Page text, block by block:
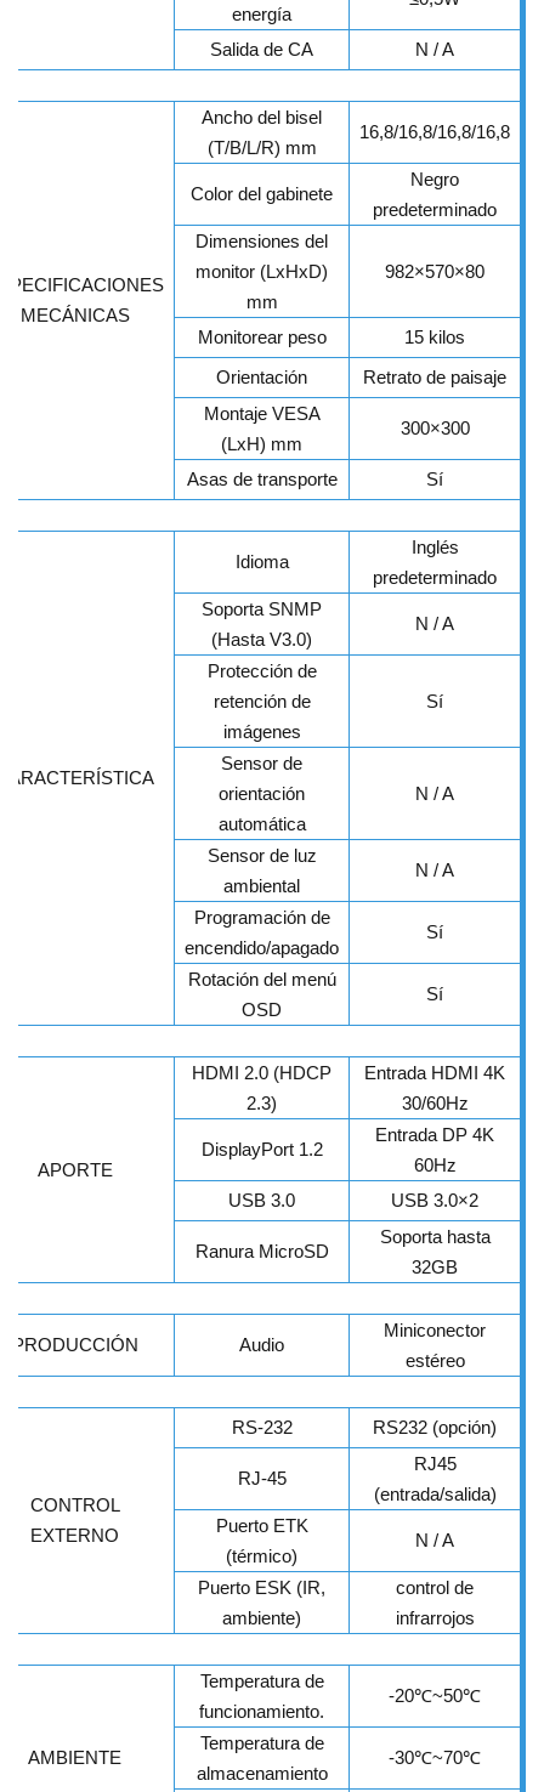
energía
Salida de CA N / A
MECÁNICAS
Ancho del bisel
(T/B/L/R) mm
16,8/16,8/16,8/16,8
Color del gabinete
Negro
predeterminado
Dimensiones del
monitor (LxHxD)
mm
982×570×80
Monitorear peso
15 kilos
Orientación
Retrato de paisaje
Montaje VESA
(LxH) mm
300×300
Asas de transporte Sí
Idioma
Inglés
predeterminado
Soporta SNMP
(Hasta V3.0)
N / A
Protección de
retención de
imágenes
Sí
Sensor de
orientación
automática
N / A
Sensor de luz
ambiental
N / A
Programación de
encendido/apagado
Sí
Rotación del menú
OSD
Sí
APORTE
HDMI 2.0 (HDCP
2.3)
Entrada HDMI 4K
30/60Hz
DisplayPort 1.2
Entrada DP 4K
60Hz
USB 3.0
USB 3.0×2
Ranura MicroSD
Soporta hasta
32GB
PRODUCCIÓN Audio
Miniconector
estéreo
CONTROL
EXTERNO
RS-232 RS232 (opción)
RJ-45
RJ45
(entrada/salida)
Puerto ETK
(térmico)
N / A
Puerto ESK (IR,
ambiente)
control de
infrarrojos
AMBIENTE
Temperatura de
funcionamiento.
-20℃~50℃
Temperatura de
almacenamiento
-30℃~70℃